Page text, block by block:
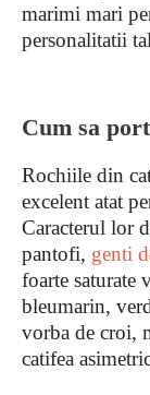
marimi mari
personalitatii
Cum sa
Rochiile din
excelent atat
Caracterul lor
pantofi, genti
foarte saturate
bleumarin,
vorba de croi,
catifea